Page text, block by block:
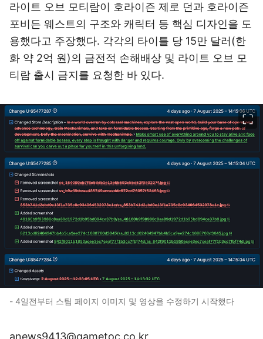
라이트 오브 모티람이 호라이즌 제로 던과 호라이즌
포비든 웨스트의 구조와 캐릭터 등 핵심 디자인을 도
용했다고 주장했다. 각각의 타이틀 당 15만 달러(한
화 약 2억 원)의 금전적 손해배상 및 라이트 오브 모
티람 출시 금지를 요청한 바 있다.
- 4일전부터 스팀 페이지 이미지 및 영상을 수정하기 시작했다
anews9413@gametoc.co.kr